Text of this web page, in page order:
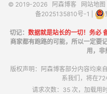
© 2019-2026 阿森博客 网站地图
备2025135810号-1
切记： 数据就是站长的一切！务必
商家都有跑路的可能，所以一定要
用，非
版权声明：阿森博客部分内容均来
系我们，将在72
请求次数：35 次，加载用